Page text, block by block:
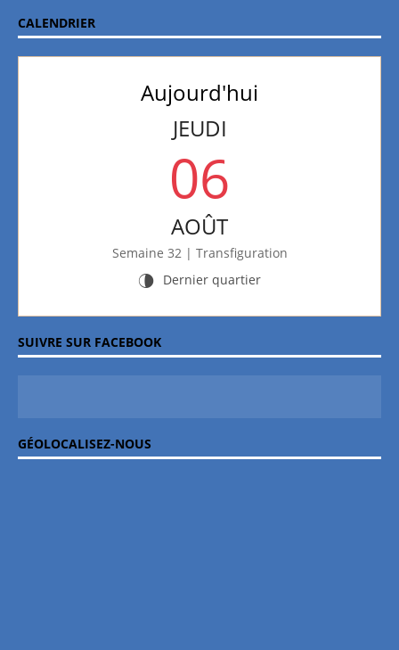
CALENDRIER
Aujourd'hui
JEUDI
06
AOÛT
Semaine 32 | Transfiguration
U Dernier quartier
SUIVRE SUR FACEBOOK
GÉOLOCALISEZ-NOUS